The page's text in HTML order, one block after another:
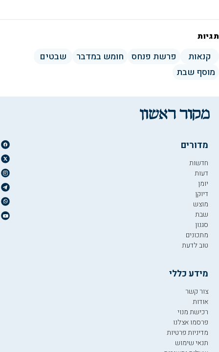
תגיות
קנאות פרשת פנחס חומש במדבר
שבטים
מוסף שבת
מדורים
חדשות
דעות
יומן
דיוקן
מוצש
שבת
סגנון
מתכונים
טוב לדעת
מידע כללי
צור קשר
אודות
רכישת מנוי
פרסמו אצלנו
מדיניות פרטיות
תנאי שימוש